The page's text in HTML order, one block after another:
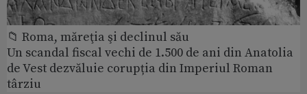
📁 Roma, măreţia şi declinul său
Un scandal fiscal vechi de 1.500 de ani din Anatolia
de Vest dezvăluie corupția din Imperiul Roman
târziu